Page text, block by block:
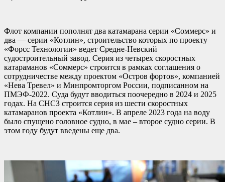
Флот компании пополнят два катамарана серии «Соммерс» и
два — серии «Котлин», строительство которых по проекту
«Форсс Технологии» ведет Средне-Невский
судостроительный завод. Серия из четырех скоростных
катараманов «Соммерс» строится в рамках соглашения о
сотрудничестве между проектом «Остров фортов», компанией
«Нева Тревел» и Минпромторгом России, подписанном на
ПМЭФ-2022. Суда будут вводиться поочередно в 2024 и 2025
годах. На СНСЗ строится серия из шести скоростных
катамаранов проекта «Котлин». В апреле 2023 года на воду
было спущено головное судно, в мае – второе судно серии. В
этом году будут введены еще два.